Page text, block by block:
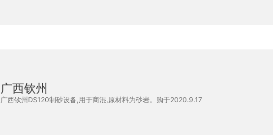
广西钦州
广西钦州DS120制砂设备,用于商混,原材料为砂岩。购于2020.9.17